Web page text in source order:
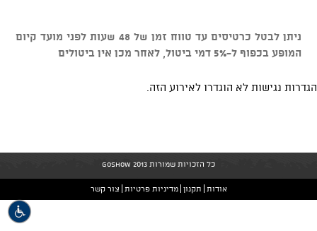
ניתן לבטל כרטיסים עד טווח זמן של 48 שעות לפני מועד קיום
המופע בכפוף ל-5% דמי ביטול, לאחר מכן אין ביטולים
הגדרות נגישות לא הוגדרו לאירוע הזה.
כל הזכויות שמורות GoShow 2013
אודות תקנון מדיניות פרטיות צור קשר